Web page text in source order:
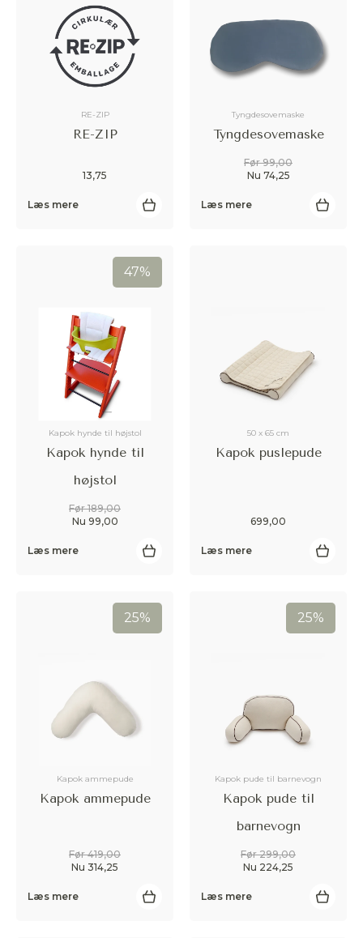
RE-ZIP
RE-ZIP
13,75
Læs mere
Tyngdesovemaske
Tyngdesovemaske
Før 99,00
Nu 74,25
Læs mere
47%
Kapok hynde til højstol
Kapok hynde til
højstol
Før 189,00
Nu 99,00
Læs mere
50 x 65 cm
Kapok puslepude
699,00
Læs mere
25%
Kapok ammepude
Kapok ammepude
Før 419,00
Nu 314,25
Læs mere
25%
Kapok pude til barnevogn
Kapok pude til
barnevogn
Før 299,00
Nu 224,25
Læs mere